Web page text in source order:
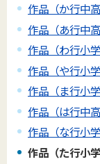
作品（か行中
作品（あ行中
作品（わ行小
作品（や行小
作品（ま行小
作品（は行中
作品（な行小
作品（た行小